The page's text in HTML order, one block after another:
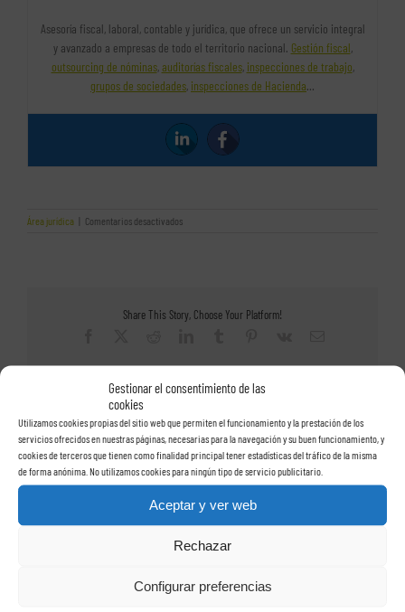
Gestionar el consentimiento de las
cookies
Utilizamos cookies propias del sitio web que permiten el funcionamiento y la prestación de los
servicios ofrecidos en nuestras páginas, necesarias para la navegación y su buen funcionamiento, y
cookies de terceros que tienen como finalidad principal tener estadísticas del tráfico de la misma
de forma anónima. No utilizamos cookies para ningún tipo de servicio publicitario.
Aceptar y ver web
Rechazar
Configurar preferencias
Asesoría fiscal, laboral, contable y jurídica, que ofrece un servicio integral
y avanzado a empresas de todo el territorio nacional. Gestión fiscal,
outsourcing de nóminas,auditorías fiscales, inspecciones de trabajo,
grupos de sociedades, inspecciones de Hacienda…
Área jurídica | Comentarios desactivadosen
nuestra
Share This Story, Choose Your Platform!
Artículos relacionados
llegar a un acuerdo entre el